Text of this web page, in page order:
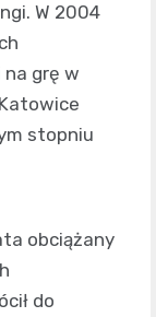
W 2004
grę w
stopniu
obciążany
do